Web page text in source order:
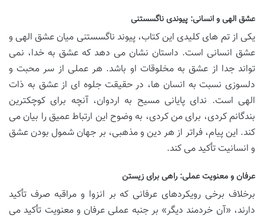
عشق الهی و انسانی: پیوندی ناگسستنی
یکی از تم های کلیدی این کتاب، پیوند ناگسستنی میان عشق الهی و
عشق انسانی است. داستان نشان می دهد که عشق به خدا، نمی
تواند جدا از عشق به مخلوقات او باشد. هر عملی از سر محبت و
دلسوزی نسبت به انسان ها، در حقیقت جلوه ای از عشق به ذات
الهی است. ندای پایانی مسیح به اردوان، آنچه برای کوچکترین
بندگانم کردی، برای من کردی، به وضوح این ارتباط عمیق را بیان می
کند. این پیام، فراتر از هر دین و مذهبی، بر جهان شمول بودن عشق
و انسانیت تأکید می کند.
عرفان و معنویت عملی: راهی برای زیستن
برخلاف برخی رویکردهای عرفانی که بر انزوا و مراقبه صرف تأکید
دارند، «آن خردمند دیگر» بر جنبه عملی عرفان و معنویت تأکید می